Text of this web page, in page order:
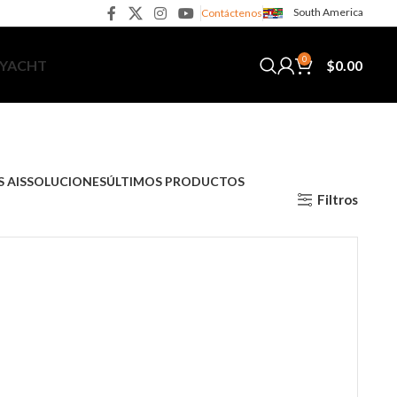
Contáctenos South America
0 $0.00
AISSOLUCIONESÚLTIMOS PRODUCTOS
Filtros